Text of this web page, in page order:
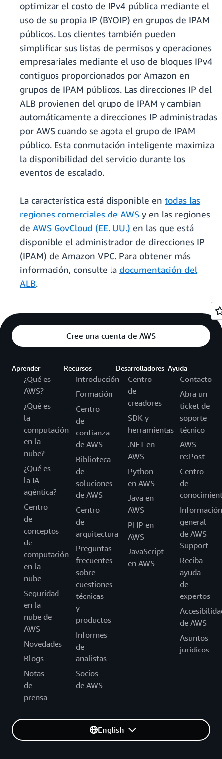
optimizar el costo de IPv4 pública mediante el
uso de su propia IP (BYOIP) en grupos de IPAM
públicos. Los clientes también pueden
simplificar sus listas de permisos y operaciones
empresariales mediante el uso de bloques IPv4
contiguos proporcionados por Amazon en
grupos de IPAM públicos. Las direcciones IP del
ALB provienen del grupo de IPAM y cambian
automáticamente a direcciones IP administradas
por AWS cuando se agota el grupo de IPAM
público. Esta conmutación inteligente maximiza
la disponibilidad del servicio durante los
eventos de escalado.
La característica está disponible en todas las
regiones comerciales de AWS y en las regiones
de AWS GovCloud (EE. UU.) en las que está
disponible el administrador de direcciones IP
(IPAM) de Amazon VPC. Para obtener más
información, consulte la documentación del
ALB.
Cree una cuenta de AWS
Aprender
¿Qué es
AWS?
¿Qué es
la
computación
en la
nube?
¿Qué es
la IA
agéntica?
Centro
de
conceptos
de
computación
en la
nube
Seguridad
en la
nube de
AWS
Novedades
Blogs
Notas
de
prensa
Recursos
Introducción
Formación
Centro
de
confianza
de AWS
Biblioteca
de
soluciones
de AWS
Centro
de
arquitectura
Preguntas
frecuentes
sobre
cuestiones
técnicas
y
productos
Informes
de
analistas
Socios
de AWS
Desarrolladores
Centro
de
creadores
SDK y
herramientas
.NET en
AWS
Python
en AWS
Java en
AWS
PHP en
AWS
JavaScript
en AWS
Ayuda
Contacto
Abra un
ticket de
soporte
técnico
AWS
re:Post
Centro
de
Información
general
de AWS
Support
Reciba
ayuda
de
expertos
de AWS
Asuntos
jurídicos
English